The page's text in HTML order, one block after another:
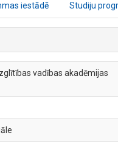
iestādē Studiju
vadības akadēmijas